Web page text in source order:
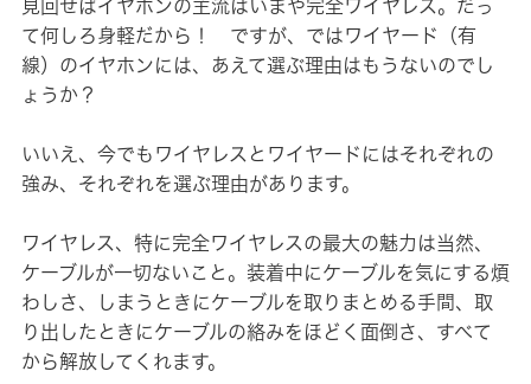
見回せばイヤホンの主流はいまや完全ワイヤレス。だっ
て何しろ身軽だから！ ですが、ではワイヤード（有
線）のイヤホンには、あえて選ぶ理由はもうないのでし
ょうか？
いいえ、今でもワイヤレスとワイヤードにはそれぞれの
強み、それぞれを選ぶ理由があります。
ワイヤレス、特に完全ワイヤレスの最大の魅力は当然、
ケーブルが一切ないこと。装着中にケーブルを気にする煩
わしさ、しまうときにケーブルを取りまとめる手間、取
り出したときにケーブルの絡みをほどく面倒さ、すべて
から解放してくれます。